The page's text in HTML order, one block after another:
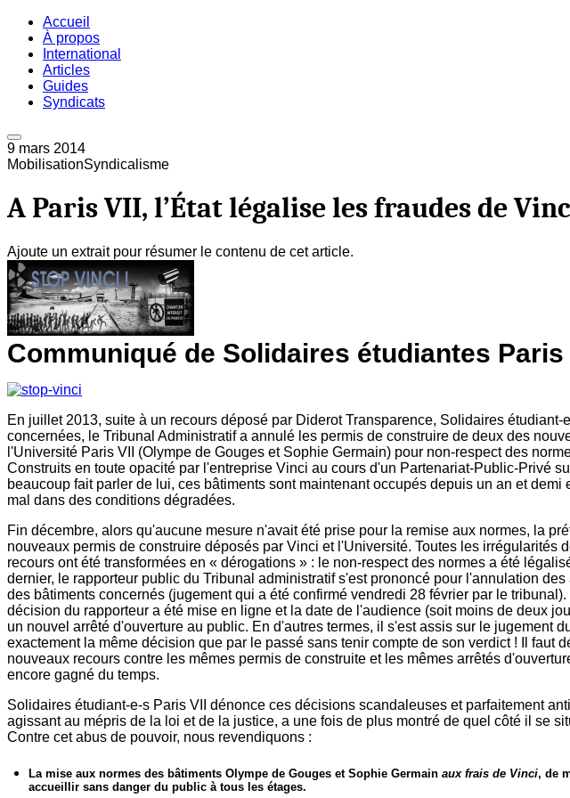
Accueil
À propos
International
Articles
Guides
Syndicats
9 mars 2014
MobilisationSyndicalisme
A Paris VII, l’État légalise les fraudes de
Ajoute un extrait pour résumer le contenu de cet article.
Communiqué de Solidaires étudiant­e­s Paris
En juillet 2013, suite à un recours déposé par Diderot Transparence, Solidaires étudiant-
concernées, le Tribunal Administratif a annulé les permis de construire de deux des
l'Université Paris VII (Olympe de Gouges et Sophie Germain) pour non-respect des
Construits en toute opacité par l'entreprise Vinci au cours d'un Partenariat-Public-Privé
beaucoup fait parler de lui, ces bâtiments sont maintenant occupés depuis un an et demi
mal dans des conditions dégradées.
Fin décembre, alors qu'aucune mesure n'avait été prise pour la remise aux normes, la
nouveaux permis de construire déposés par Vinci et l'Université. Toutes les irrégularités
recours ont été transformées en « dérogations » : le non-respect des normes a été
dernier, le rapporteur public du Tribunal administratif s'est prononcé pour l'annulation
des bâtiments concernés (jugement qui a été confirmé vendredi 28 février par le
décision du rapporteur a été mise en ligne et la date de l'audience (soit moins de deux
un nouvel arrêté d'ouverture au public. En d'autres termes, il s'est assis sur le jugement
exactement la même décision que par le passé sans tenir compte de son verdict ! Il faut
nouveaux recours contre les mêmes permis de construite et les mêmes arrêtés
encore gagné du temps.
Solidaires étudiant-e-s Paris VII dénonce ces décisions scandaleuses et parfaitement
agissant au mépris de la loi et de la justice, a une fois de plus montré de quel côté il se
Contre cet abus de pouvoir, nous revendiquons :
La mise aux normes des bâtiments Olympe de Gouges et Sophie Germain aux frais de Vinci, de
accueillir sans danger du public à tous les étages.